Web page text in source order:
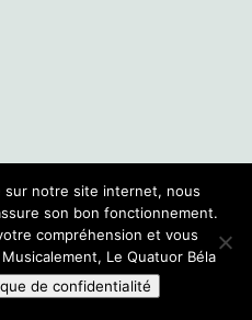
Site parSioo studio
sur notre site internet, nous
son bon fonctionnement.
compréhension et vous
Le Quatuor Béla
de confidentialité